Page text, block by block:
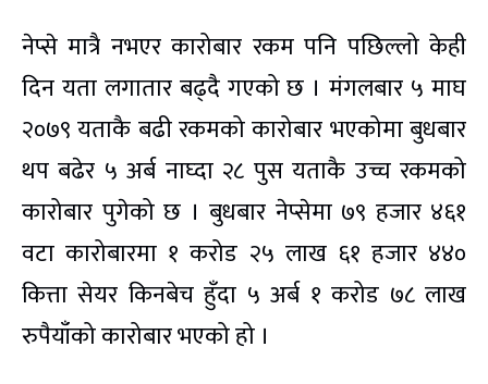
नेप्से मात्रै नभएर कारोबार रकम पनि पछिल्लो केही
दिन यता लगातार बढ्दै गएको छ । मंगलबार ५ माघ
२०७९ यताकै बढी रकमको कारोबार भएकोमा बुधबार
थप बढेर ५ अर्ब नाघ्दा २८ पुस यताकै उच्च रकमको
कारोबार पुगेको छ । बुधबार नेप्सेमा ७९ हजार ४६१
वटा कारोबारमा १ करोड २५ लाख ६१ हजार ४४०
कित्ता सेयर किनबेच हुँदा ५ अर्ब १ करोड ७८ लाख
रुपैयाँको कारोबार भएको हो ।